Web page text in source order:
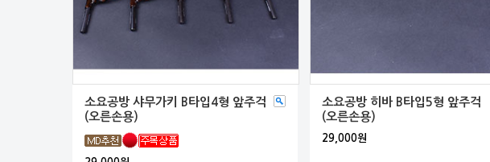
소요공방 샤무가키 B타입4형 앞주걱
(오른손용)
소요공방 히바 B타입5형 앞주걱
(오른손용)
29,000원